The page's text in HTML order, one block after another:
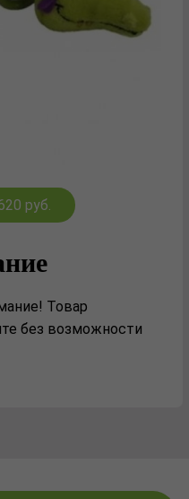
руб.
Товар
без возможности